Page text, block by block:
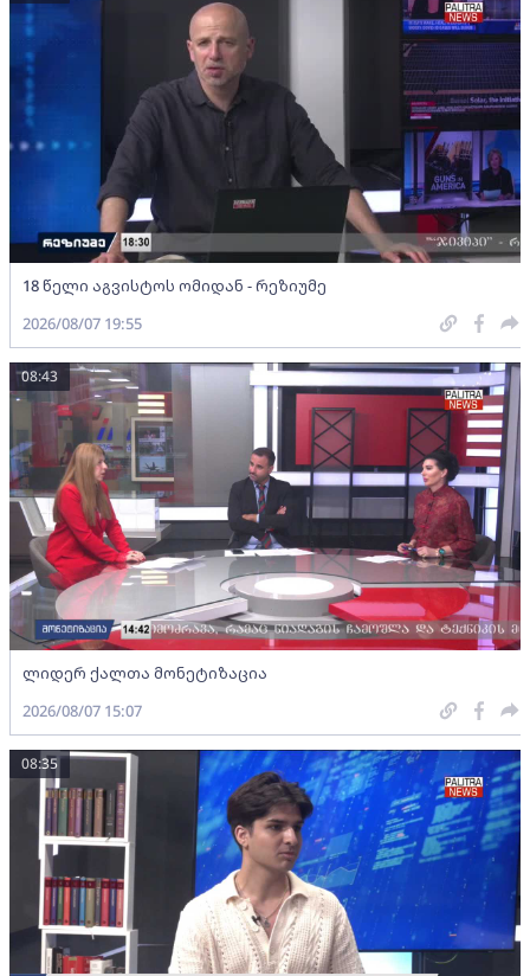
18 წელი აგვისტოს ომიდან - რეზიუმე
2026/08/07 19:55
ლიდერ ქალთა მონეტიზაცია
08:43
2026/08/07 15:07
08:35